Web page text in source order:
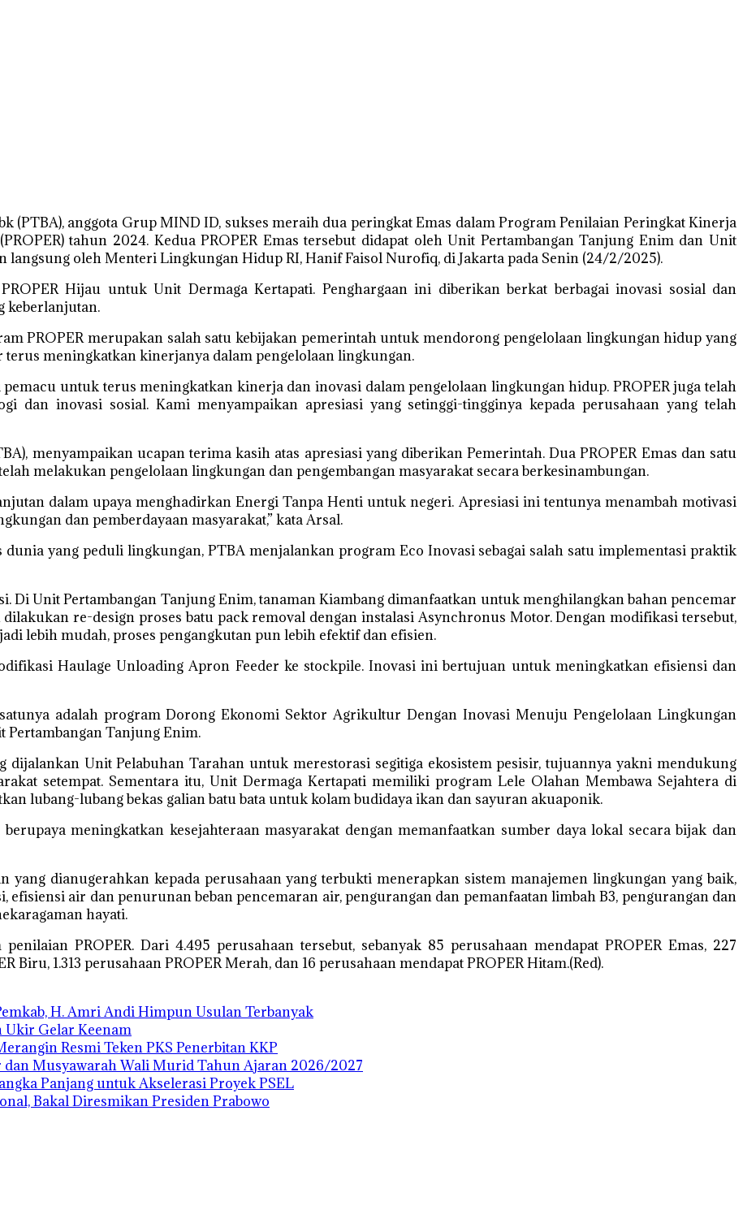
(PTBA), anggota Grup MIND ID, sukses meraih dua peringkat Emas dalam Program Penilaian Peringkat Kinerja
tahun 2024. Kedua PROPER Emas tersebut didapat oleh Unit Pertambangan Tanjung Enim dan Unit
langsung oleh Menteri Lingkungan Hidup RI, Hanif Faisol Nurofiq, di Jakarta pada Senin (24/2/2025).
Hijau untuk Unit Dermaga Kertapati. Penghargaan ini diberikan berkat berbagai inovasi sosial dan
keberlanjutan.
PROPER merupakan salah satu kebijakan pemerintah untuk mendorong pengelolaan lingkungan hidup yang
meningkatkan kinerjanya dalam pengelolaan lingkungan.
untuk terus meningkatkan kinerja dan inovasi dalam pengelolaan lingkungan hidup. PROPER juga telah
dan inovasi sosial. Kami menyampaikan apresiasi yang setinggi-tingginya kepada perusahaan yang telah
menyampaikan ucapan terima kasih atas apresiasi yang diberikan Pemerintah. Dua PROPER Emas dan satu
melakukan pengelolaan lingkungan dan pengembangan masyarakat secara berkesinambungan.
dalam upaya menghadirkan Energi Tanpa Henti untuk negeri. Apresiasi ini tentunya menambah motivasi
dan pemberdayaan masyarakat,” kata Arsal.
yang peduli lingkungan, PTBA menjalankan program Eco Inovasi sebagai salah satu implementasi praktik
Di Unit Pertambangan Tanjung Enim, tanaman Kiambang dimanfaatkan untuk menghilangkan bahan pencemar
re-design proses batu pack removal dengan instalasi Asynchronus Motor. Dengan modifikasi tersebut,
lebih mudah, proses pengangkutan pun lebih efektif dan efisien.
Haulage Unloading Apron Feeder ke stockpile. Inovasi ini bertujuan untuk meningkatkan efisiensi dan
adalah program Dorong Ekonomi Sektor Agrikultur Dengan Inovasi Menuju Pengelolaan Lingkungan
Pertambangan Tanjung Enim.
dijalankan Unit Pelabuhan Tarahan untuk merestorasi segitiga ekosistem pesisir, tujuannya yakni mendukung
setempat. Sementara itu, Unit Dermaga Kertapati memiliki program Lele Olahan Membawa Sejahtera di
lubang-lubang bekas galian batu bata untuk kolam budidaya ikan dan sayuran akuaponik.
meningkatkan kesejahteraan masyarakat dengan memanfaatkan sumber daya lokal secara bijak dan
yang dianugerahkan kepada perusahaan yang terbukti menerapkan sistem manajemen lingkungan yang baik,
air dan penurunan beban pencemaran air, pengurangan dan pemanfaatan limbah B3, pengurangan dan
hayati.
PROPER. Dari 4.495 perusahaan tersebut, sebanyak 85 perusahaan mendapat PROPER Emas, 227
Biru, 1.313 perusahaan PROPER Merah, dan 16 perusahaan mendapat PROPER Hitam.(Red).
H. Amri Andi Himpun Usulan Terbanyak
Ukir Gelar Keenam
Resmi Teken PKS Penerbitan KKP
dan Musyawarah Wali Murid Tahun Ajaran 2026/2027
Panjang untuk Akselerasi Proyek PSEL
Bakal Diresmikan Presiden Prabowo